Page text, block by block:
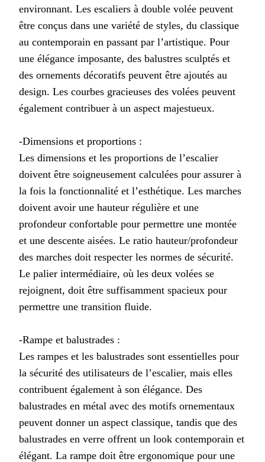
environnant. Les escaliers à double volée peuvent
être conçus dans une variété de styles, du classique
au contemporain en passant par l’artistique. Pour
une élégance imposante, des balustres sculptés et
des ornements décoratifs peuvent être ajoutés au
design. Les courbes gracieuses des volées peuvent
également contribuer à un aspect majestueux.
-Dimensions et proportions :
Les dimensions et les proportions de l’escalier
doivent être soigneusement calculées pour assurer à
la fois la fonctionnalité et l’esthétique. Les marches
doivent avoir une hauteur régulière et une
profondeur confortable pour permettre une montée
et une descente aisées. Le ratio hauteur/profondeur
des marches doit respecter les normes de sécurité.
Le palier intermédiaire, où les deux volées se
rejoignent, doit être suffisamment spacieux pour
permettre une transition fluide.
-Rampe et balustrades :
Les rampes et les balustrades sont essentielles pour
la sécurité des utilisateurs de l’escalier, mais elles
contribuent également à son élégance. Des
balustrades en métal avec des motifs ornementaux
peuvent donner un aspect classique, tandis que des
balustrades en verre offrent un look contemporain et
élégant. La rampe doit être ergonomique pour une